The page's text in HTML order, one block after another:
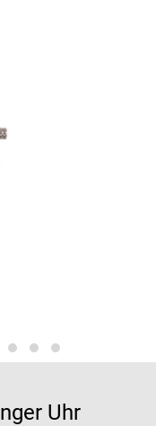
Uhr